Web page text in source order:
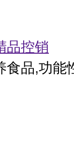
品控销
食品,功能